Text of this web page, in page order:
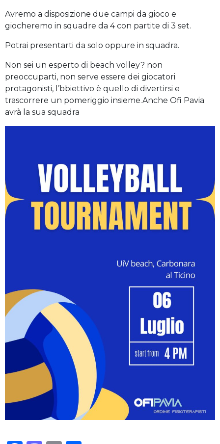
Avremo a disposizione due campi da gioco e
giocheremo in squadre da 4 con partite di 3 set.
Potrai presentarti da solo oppure in squadra.
Non sei un esperto di beach volley? non
preoccuparti, non serve essere dei giocatori
protagonisti, l’bbiettivo è quello di divertirsi e
trascorrere un pomeriggio insieme.Anche Ofi Pavia
avrà la sua squadra